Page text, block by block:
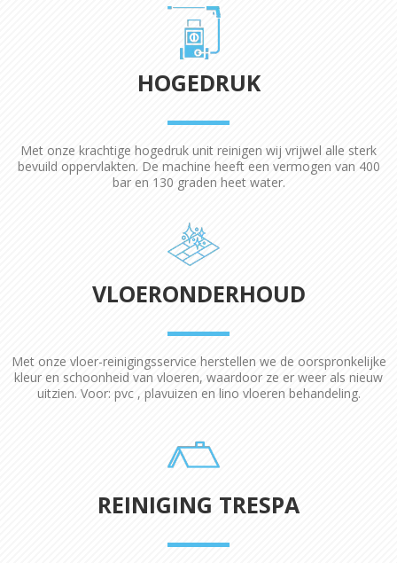
HOGEDRUK
Met onze krachtige hogedruk unit reinigen wij vrijwel alle sterk
bevuild oppervlakten. De machine heeft een vermogen van 400
bar en 130 graden heet water.
VLOERONDERHOUD
Met onze vloer-reinigingsservice herstellen we de oorspronkelijke
kleur en schoonheid van vloeren, waardoor ze er weer als nieuw
uitzien. Voor: pvc , plavuizen en lino vloeren behandeling.
REINIGING TRESPA